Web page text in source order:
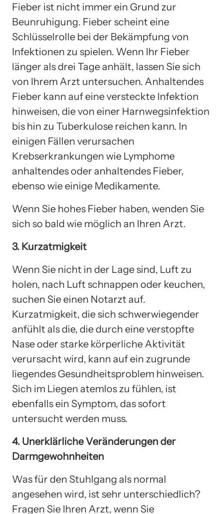
Fieber ist nicht immer ein Grund zur
Beunruhigung. Fieber scheint eine
Schlüsselrolle bei der Bekämpfung von
Infektionen zu spielen. Wenn Ihr Fieber
länger als drei Tage anhält, lassen Sie sich
von Ihrem Arzt untersuchen. Anhaltendes
Fieber kann auf eine versteckte Infektion
hinweisen, die von einer Harnwegsinfektion
bis hin zu Tuberkulose reichen kann. In
einigen Fällen verursachen
Krebserkrankungen wie Lymphome
anhaltendes oder anhaltendes Fieber,
ebenso wie einige Medikamente.
Wenn Sie hohes Fieber haben, wenden Sie
sich so bald wie möglich an Ihren Arzt.
3. Kurzatmigkeit
Wenn Sie nicht in der Lage sind, Luft zu
holen, nach Luft schnappen oder keuchen,
suchen Sie einen Notarzt auf.
Kurzatmigkeit, die sich schwerwiegender
anfühlt als die, die durch eine verstopfte
Nase oder starke körperliche Aktivität
verursacht wird, kann auf ein zugrunde
liegendes Gesundheitsproblem hinweisen.
Sich im Liegen atemlos zu fühlen, ist
ebenfalls ein Symptom, das sofort
untersucht werden muss.
4. Unerklärliche Veränderungen der
Darmgewohnheiten
Was für den Stuhlgang als normal
angesehen wird, ist sehr unterschiedlich?
Fragen Sie Ihren Arzt, wenn Sie